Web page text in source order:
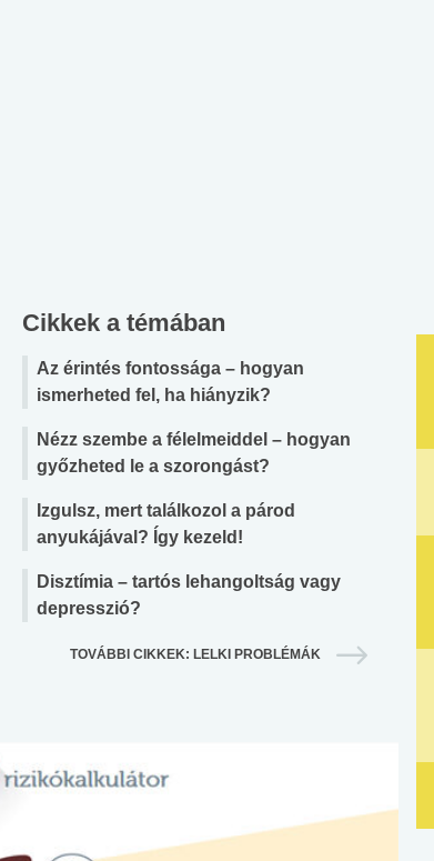
Cikkek a témában
Az érintés fontossága – hogyan
ismerheted fel, ha hiányzik?
Nézz szembe a félelmeiddel – hogyan
győzheted le a szorongást?
Izgulsz, mert találkozol a párod
anyukájával? Így kezeld!
Disztímia – tartós lehangoltság vagy
depresszió?
TOVÁBBI CIKKEK: LELKI PROBLÉMÁK